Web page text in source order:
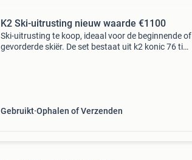
K2 Ski-uitrusting nieuw waarde €1100
Ski-uitrusting te koop, ideaal voor de beginnende of
gevorderde skiër. De set bestaat uit k2 konic 76 ti
Gebruikt Ophalen of Verzenden